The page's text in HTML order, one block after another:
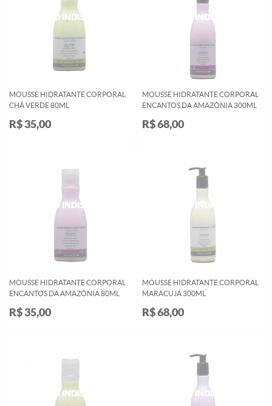
MOUSSE HIDRATANTE CORPORAL
CHÁ VERDE 80ML
R$ 35,00
MOUSSE HIDRATANTE CORPORAL
ENCANTOS DA AMAZÔNIA 300ML
R$ 68,00
MOUSSE HIDRATANTE CORPORAL
ENCANTOS DA AMAZÔNIA 80ML
R$ 35,00
MOUSSE HIDRATANTE CORPORAL
MARACUJÁ 300ML
R$ 68,00